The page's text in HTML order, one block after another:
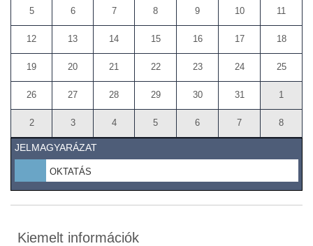
5 6 7 8 9 10 11
12 13 14 15 16 17 18
19 20 21 22 23 24 25
26 27 28 29 30 31 1
2 3 4 5 6 7 8
JELMAGYARÁZAT
OKTATÁS
Kiemelt információk